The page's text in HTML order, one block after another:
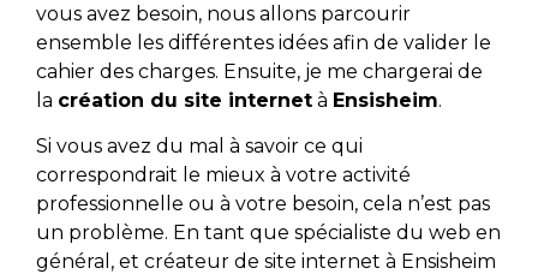
vous avez besoin, nous allons parcourir
ensemble les différentes idées afin de valider le
cahier des charges. Ensuite, je me chargerai de
la création du site internet à Ensisheim.
Si vous avez du mal à savoir ce qui
correspondrait le mieux à votre activité
professionnelle ou à votre besoin, cela n’est pas
un problème. En tant que spécialiste du web en
général, et créateur de site internet à Ensisheim